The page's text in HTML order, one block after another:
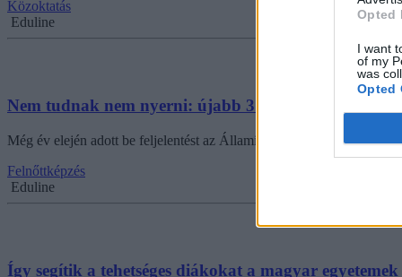
Opted
I want
of my
was
Opted
Közoktatás
Eduline
Nem tudnak nem nyerni: újabb 310 milliót kapott
Még év elején adott be feljelentést az Állami Számvevőszék az
Felnőttképzés
Eduline
Így segítik a tehetséges diákokat a magyar egyetemek